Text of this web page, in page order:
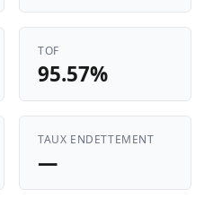
TOF
95.57%
TAUX ENDETTEMENT
—